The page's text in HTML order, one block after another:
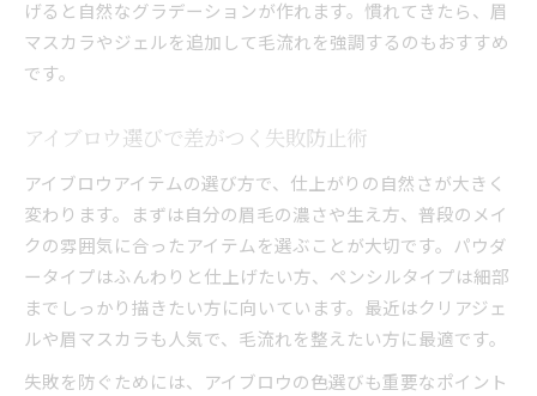
げると自然なグラデーションが作れます。慣れてきたら、眉
マスカラやジェルを追加して毛流れを強調するのもおすすめ
です。
アイブロウ選びで差がつく失敗防止術
アイブロウアイテムの選び方で、仕上がりの自然さが大きく
変わります。まずは自分の眉毛の濃さや生え方、普段のメイ
クの雰囲気に合ったアイテムを選ぶことが大切です。パウダ
ータイプはふんわりと仕上げたい方、ペンシルタイプは細部
までしっかり描きたい方に向いています。最近はクリアジェ
ルや眉マスカラも人気で、毛流れを整えたい方に最適です。
失敗を防ぐためには、アイブロウの色選びも重要なポイント